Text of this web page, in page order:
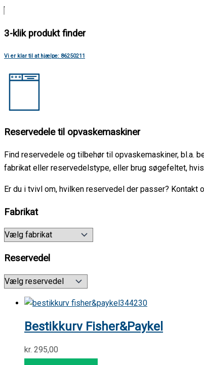
3-klik produkt finder
Vi er klar til at hjælpe: 86250211
Reservedele til opvaskemaskiner
Find reservedele og tilbehør til opvaskemaskiner, bl.a.
fabrikat eller reservedelstype, eller brug søgefeltet,
Er du i tvivl om, hvilken reservedel der passer? Kontakt
Fabrikat
Reservedel
344230
Bestikkurv Fisher&Paykel
kr. 295,00